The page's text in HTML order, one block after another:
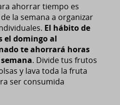
ahorrar tiempo es
la semana a organizar
El hábito de
el domingo al
te ahorrará horas
. Divide tus frutos
y lava toda la fruta
ser consumida